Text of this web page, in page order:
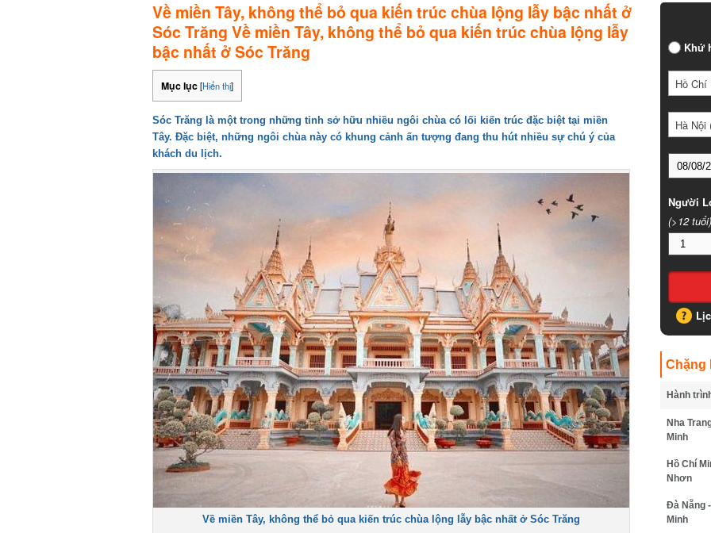
Về miền Tây, không thể bỏ qua kiến trúc chùa lộng lẫy bậc nhất ở
Sóc Trăng Về miền Tây, không thể bỏ qua kiến trúc chùa lộng lẫy
bậc nhất ở Sóc Trăng
Mục lục [Hiển thị]
Sóc Trăng là một trong những tỉnh sở hữu nhiều ngôi chùa có lối kiến trúc đặc biệt tại miền
Tây. Đặc biệt, những ngôi chùa này có khung cảnh ấn tượng đang thu hút nhiều sự chú ý của
khách du lịch.
Về miền Tây, không thể bỏ qua kiến trúc chùa lộng lẫy bậc nhất ở Sóc Trăng
Khứ
Hồ Chí
Hà Nội
Người
(>12 tuổi)
Chặng
Hành trình*
Nha
Minh
Hồ Chí
Nhơn
Đà Nẵng -
Minh